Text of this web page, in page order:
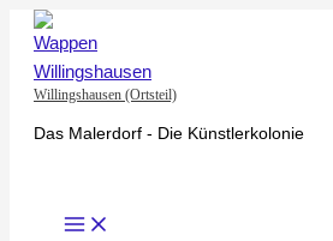
Zum
Inhalt
springen
Willingshausen (Ortsteil)
Das Malerdorf - Die Künstlerkolonie